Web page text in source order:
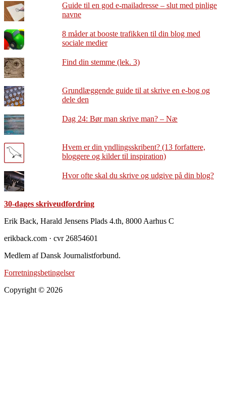
Guide til en god e-mailadresse – slut med pinlige
navne
8 måder at booste trafikken til din blog med
sociale medier
Find din stemme (lek. 3)
Grundlæggende guide til at skrive en e-bog og
dele den
Dag 24: Bør man skrive man? – Næ
Hvem er din yndlingsskribent? (13 forfattere,
bloggere og kilder til inspiration)
Hvor ofte skal du skrive og udgive på din blog?
30-dages skriveudfordring
Footer
Erik Back, Harald Jensens Plads 4.th, 8000 Aarhus C
erikback.com · cvr 26854601
Medlem af Dansk Journalistforbund.
Forretningsbetingelser
Copyright © 2026